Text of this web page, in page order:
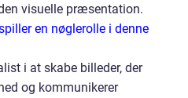
visuelle præsentation.
en nøglerolle i denne
i at skabe billeder, der
og kommunikerer